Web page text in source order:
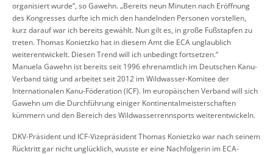
organisiert wurde“, so Gawehn. „Bereits neun Minuten nach Eröffnung
des Kongresses durfte ich mich den handelnden Personen vorstellen,
kurz darauf war ich bereits gewählt. Nun gilt es, in große Fußstapfen zu
treten. Thomas Konietzko hat in diesem Amt die ECA unglaublich
weiterentwickelt. Diesen Trend will ich unbedingt fortsetzen.“
Manuela Gawehn ist bereits seit 1996 ehrenamtlich im Deutschen Kanu-
Verband tätig und arbeitet seit 2012 im Wildwasser-Komitee der
Internationalen Kanu-Föderation (ICF). Im europäischen Verband will sich
Gawehn um die Durchführung einiger Kontinentalmeisterschaften
kümmern und den Bereich des Wildwasserrennsports weiterentwickeln.
DKV-Präsident und ICF-Vizepräsident Thomas Konietzko war nach seinem
Rücktritt gar nicht unglücklich, wusste er eine Nachfolgerin im ECA-